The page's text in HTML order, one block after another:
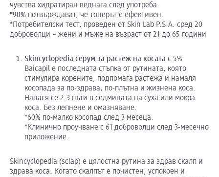
чувства хидратиран веднага след употреба.
*90% потвърждават, че тонерът е ефективен.
*Потребителски тест, проведен от Skin Lab P.S.A. сред 20
доброволци – жени и мъже на възраст от 21 до 65 години
Skincyclopedia серум за растеж на косата с 5%
Baicapil е последната стъпка от рутината, която
стимулира корените, подпомага растежа и намаля
косопада за по-здрава, по-плътна и жизнена коса.
Нанася се 2-3 пъти в седмицата на суха или мокра
коса. Без лепнене и омазняване.
*60% по-малко косопад след 3 месеца.
*Клинично проучване с 61 доброволци след 3-месечно
приложение.
Skincyclopedia (sclap) е цялостна рутина за здрав скалп и
здрава коса. Когато скалпът е почистен, успокоен и